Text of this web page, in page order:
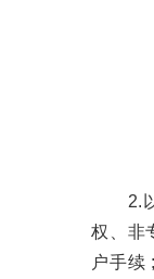
2.以
权、非
户手续